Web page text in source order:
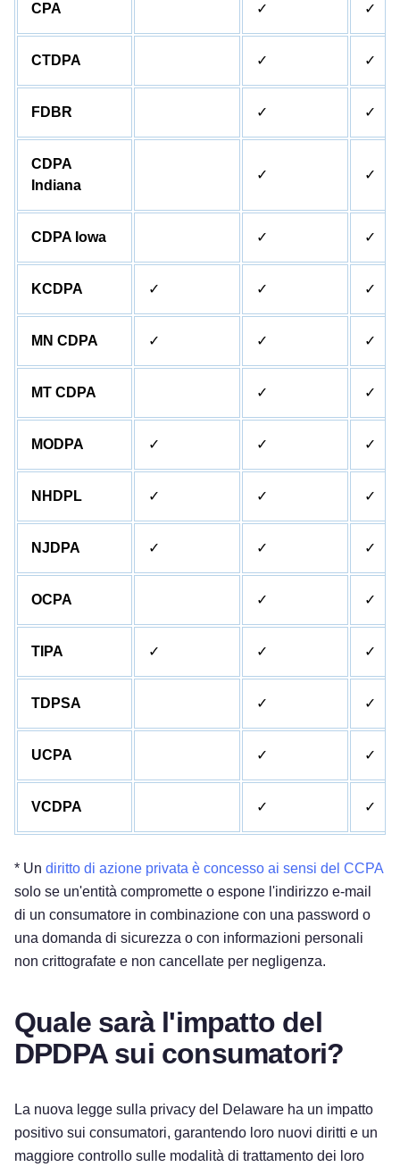
Provalo gratuitamente!
CPA ✓ ✓
CTDPA ✓ ✓
FDBR ✓ ✓
CDPA
Indiana
✓ ✓
CDPA Iowa ✓ ✓
KCDPA ✓ ✓ ✓
MN CDPA ✓ ✓ ✓
MT CDPA ✓ ✓
MODPA ✓ ✓ ✓
NHDPL ✓ ✓ ✓
NJDPA ✓ ✓ ✓
OCPA ✓ ✓
TIPA ✓ ✓ ✓
TDPSA ✓ ✓
UCPA ✓ ✓
VCDPA ✓ ✓
* Un diritto di azione privata è concesso ai sensi del CCPA
solo se un'entità compromette o espone l'indirizzo e-mail
di un consumatore in combinazione con una password o
una domanda di sicurezza o con informazioni personali
non crittografate e non cancellate per negligenza.
Quale sarà l'impatto del
DPDPA sui consumatori?
La nuova legge sulla privacy del Delaware ha un impatto
positivo sui consumatori, garantendo loro nuovi diritti e un
maggiore controllo sulle modalità di trattamento dei loro